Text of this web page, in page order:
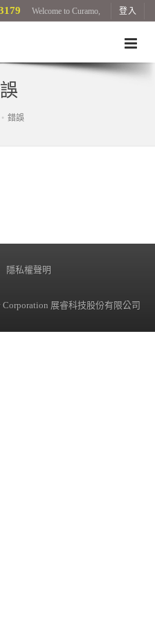
Welcome to Curamo, 登入
錯誤
隱私權聲明
展睿科技股份有限公司